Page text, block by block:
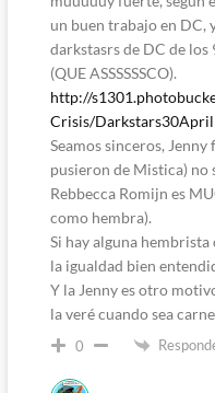
un buen trabajo en DC,
darkstasrs de DC de los
(QUE ASSSSSSCO).
http://
Crisis/
Seamos sinceros,
pusieron de Mistica) no
Rebbecca Romijn es
como hembra).
Si hay alguna
la igualdad bien
Y la Jenny es otro
la veré cuando sea
0